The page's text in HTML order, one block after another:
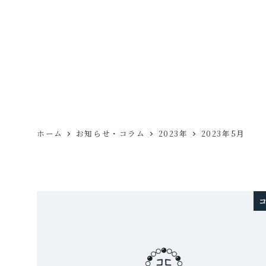
ホーム お知らせ・コラム 2023年 2023年5月